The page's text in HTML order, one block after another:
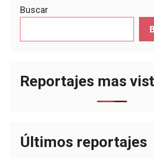
Buscar
Reportajes mas
Últimos reportajes